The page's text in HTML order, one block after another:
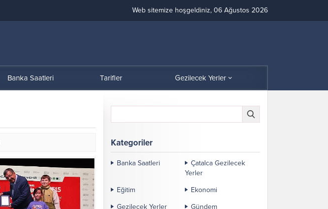
Web sitemize hoşgeldiniz, 06 Ağustos 2026
Banka Saatleri Tarifler Gezilecek Yerler
Kategoriler
Banka Saatleri
Çatalca Gezilecek
Yerler
Eğitim
Ekonomi
Gezilecek Yerler
Gündem